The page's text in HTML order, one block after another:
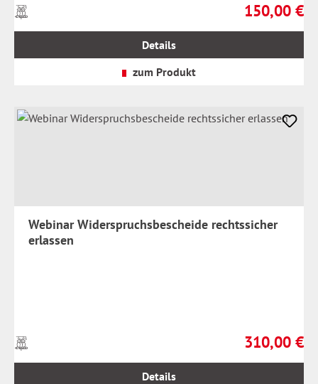
Regulärer
150,00 €
Preise
inkl.
Details
zum Produkt
Webinar Widerspruchsbescheide rechtssicher
erlassen
Regulärer
310,00 €
Preise
inkl.
Details